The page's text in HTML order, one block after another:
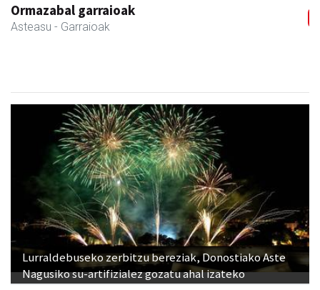
Ormazabal garraioak
Asteasu - Garraioak
Lurraldebuseko zerbitzu bereziak, Donostiako Aste
Nagusiko su-artifizialez gozatu ahal izateko